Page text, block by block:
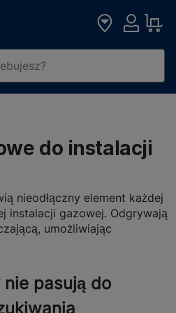
gazowych
do instalacji
nieodłączny element każdej
instalacji gazowej. Odgrywają
umożliwiając
instalacji. Ich konstrukcja
osób nieupoważnionych
warunków
pasują do